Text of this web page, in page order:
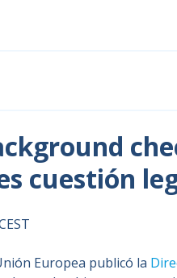
cuestión
Europea publicó la